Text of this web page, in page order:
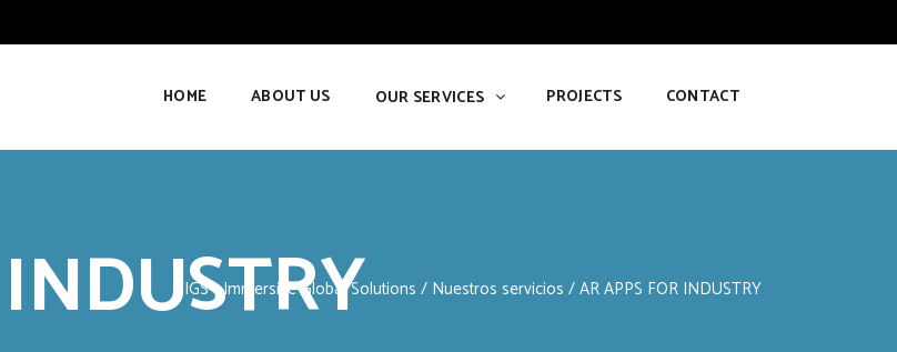
HOME ABOUT US OUR SERVICES PROJECTS CONTACT
IGS - Immersive Global Solutions / Nuestros servicios /AR APPS FOR INDUSTRY